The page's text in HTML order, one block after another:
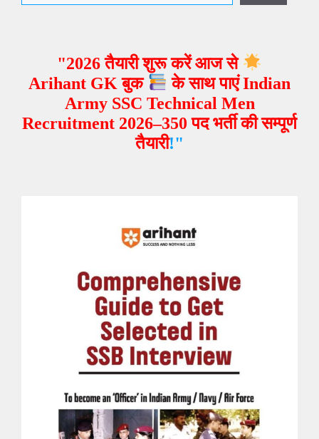
"2026 तैयारी शुरू करें आज से
Arihant GK बुक
के साथ पाएं Indian
Army SSC Technical Men
Recruitment 2026–350 पद भर्तीकी सम्पूर्ण
तैयारी!"